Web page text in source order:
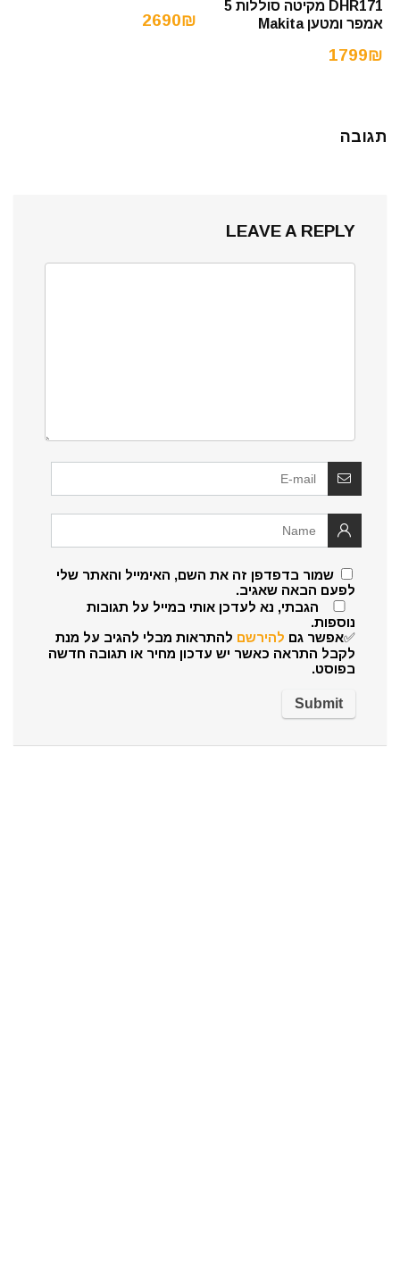
DHR171 מקיטה סוללות 5
אמפר ומטען Makita
1799₪
2690₪
תגובה
LEAVE A REPLY
שמור בדפדפן זה את השם, האימייל והאתר שלי
לפעם הבאה שאגיב.
הגבתי, נא לעדכן אותי במייל על תגובות
נוספות.
✅אפשר גם להירשם להתראות מבלי להגיב על מנת
לקבל התראה כאשר יש עדכון מחיר או תגובה חדשה
בפוסט.